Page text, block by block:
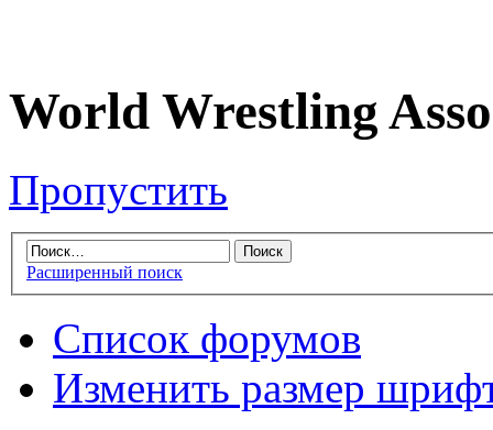
World Wrestling
Пропустить
Расширенный поиск
Список форумов
Изменить размер